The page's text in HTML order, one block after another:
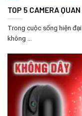
TOP 5 CAMERA
Trong cuộc sống hiện
không ...